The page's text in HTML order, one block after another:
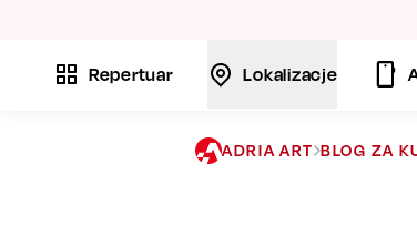
Repertuar Lokalizacje
ADRIA ART BLOG ZA